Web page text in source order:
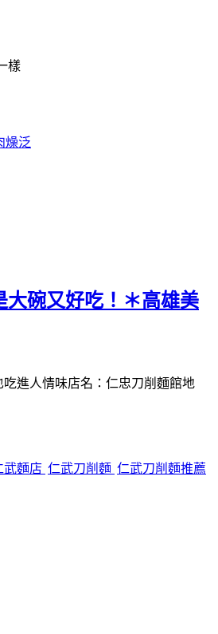
樣
燥泛
碗又好吃！＊高雄美
進人情味店名：仁忠刀削麵館地
武麵店 仁武刀削麵 仁武刀削麵推薦